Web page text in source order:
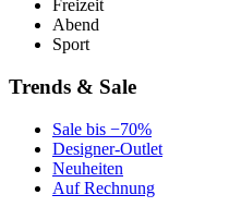
Freizeit
Abend
Sport
Trends & Sale
Sale bis −70%
Designer-Outlet
Neuheiten
Auf Rechnung